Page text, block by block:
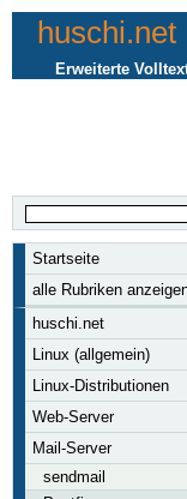
huschi.net
Erweiterte
Startseite
alle Rubriken
huschi.net
Linux (allgemein)
Linux-Distributionen
Web-Server
Mail-Server
sendmail